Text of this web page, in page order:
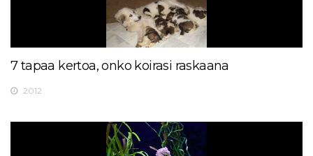
7 tapaa kertoa, onko koirasi raskaana
2012